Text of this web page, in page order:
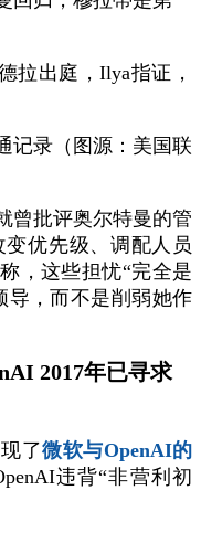
记录（图源：美国联
曾批评奥尔特曼的管
优先级、调配人员
，这些担忧“完全是
导，而不是削弱她作
2017年已寻求
了微软与OpenAI的
违背“非营利初